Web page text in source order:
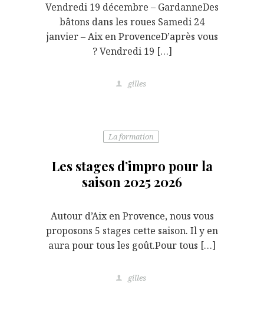
Vendredi 19 décembre – GardanneDes
bâtons dans les roues Samedi 24
janvier – Aix en ProvenceD’après vous
? Vendredi 19 […]
gilles
La formation
Les stages d’impro pour la
saison 2025 2026
Autour d’Aix en Provence, nous vous
proposons 5 stages cette saison. Il y en
aura pour tous les goût.Pour tous […]
gilles